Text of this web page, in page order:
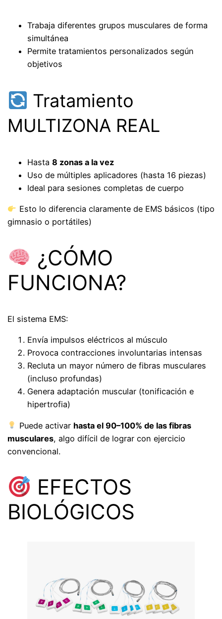
Trabaja diferentes grupos musculares de forma
simultánea
Permite tratamientos personalizados según
objetivos
Tratamiento
MULTIZONA REAL
Hasta8 zonas a la vez
Uso de múltiples aplicadores (hasta 16 piezas)
Ideal para sesiones completas de cuerpo
Esto lo diferencia claramente de EMS básicos (tipo
gimnasio o portátiles)
¿CÓMO
FUNCIONA?
El sistema EMS:
Envía impulsos eléctricos al músculo
Provoca contracciones involuntarias intensas
Recluta un mayor número de fibras musculares
(incluso profundas)
Genera adaptación muscular (tonificación e
hipertrofia)
Puede activar hasta el 90–100% de las fibras
musculares, algo difícil de lograr con ejercicio
convencional.
EFECTOS
BIOLÓGICOS